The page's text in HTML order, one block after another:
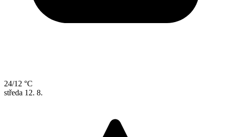
24/12 °C
středa 12. 8.